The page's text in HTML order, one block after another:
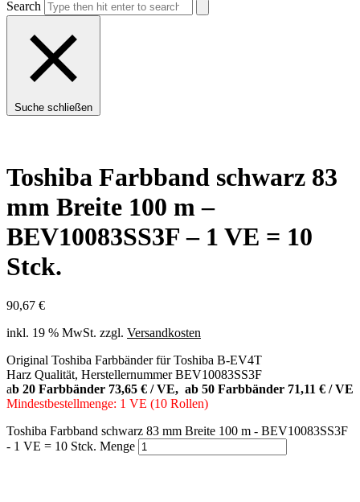
Search
Suche schließen
Toshiba Farbband schwarz 83
mm Breite 100 m –
BEV10083SS3F – 1 VE = 10
Stck.
90,67 €
inkl. 19 % MwSt. zzgl. Versandkosten
Original Toshiba Farbbänder für Toshiba B-EV4T
Harz Qualität, Herstellernummer BEV10083SS3F
ab 20 Farbbänder 73,65 € / VE, ab 50 Farbbänder 71,11 € / VE
Mindestbestellmenge: 1 VE (10 Rollen)
Toshiba Farbband schwarz 83 mm Breite 100 m - BEV10083SS3F
- 1 VE = 10 Stck. Menge